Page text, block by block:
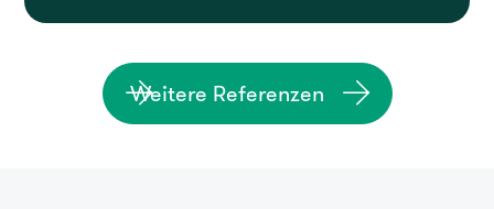
Weitere Referenzen